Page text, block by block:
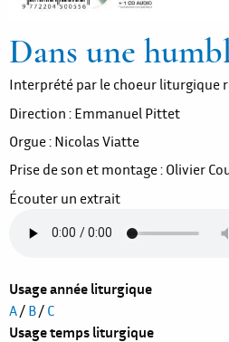
Dans une
Interprété par le choeur liturgique
Direction : Emmanuel Pittet
Orgue : Nicolas Viatte
Prise de son et montage : Olivier
Écouter un extrait
Usage année liturgique
A/ B/ C
Usage temps liturgique